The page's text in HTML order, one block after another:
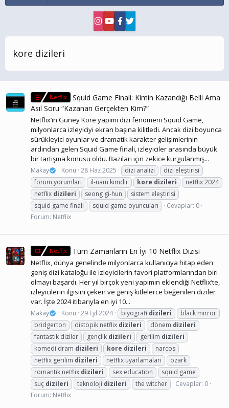
kore dizileri
Netflix
Squid Game Finali: Kimin Kazandığı Belli Ama
Asıl Soru “Kazanan Gerçekten Kim?”
Netflix’in Güney Kore yapımı dizi fenomeni Squid Game,
milyonlarca izleyiciyi ekran başına kilitledi. Ancak dizi boyunca
sürükleyici oyunlar ve dramatik karakter gelişimlerinin
ardından gelen Squid Game finali, izleyiciler arasında büyük
bir tartışma konusu oldu. Bazıları için zekice kurgulanmış...
Makay Konu 28 Haz 2025 dizi analizi
dizi eleştirisi
forum yorumları
il-nam kimdir kore dizileri
netflix 2024
netflix dizileri seong gi-hun
sistem eleştirisi
squid game finali
squid game oyuncuları
Cevaplar: 0
Forum: Netflix
Netflix Tüm Zamanların En İyi 10 Netflix Dizisi
Netflix, dünya genelinde milyonlarca kullanıcıya hitap eden
geniş dizi kataloğu ile izleyicilerin favori platformlarından biri
olmayı başardı. Her yıl birçok yeni yapımın eklendiği Netflix’te,
izleyicilerin ilgisini çeken ve geniş kitlelerce beğenilen diziler
var. İşte 2024 itibarıyla en iyi 10...
Makay Konu 29 Eyl 2024 biyografi dizileri
black mirror
bridgerton
distopik netflix dizileri dönem dizileri
fantastik diziler
gençlik dizileri gerilim dizileri
komedi dram dizileri kore dizileri
narcos
netflix gerilim dizileri netflix uyarlamaları
ozark
romantik netflix dizileri sex education
squid game
suç dizileri teknoloji dizileri the witcher
Cevaplar: 0
Forum: Netflix